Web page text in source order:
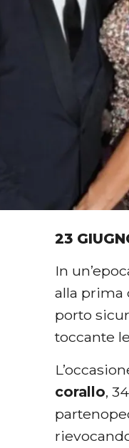
23
In
alla prima
porto
toccante
corallo,